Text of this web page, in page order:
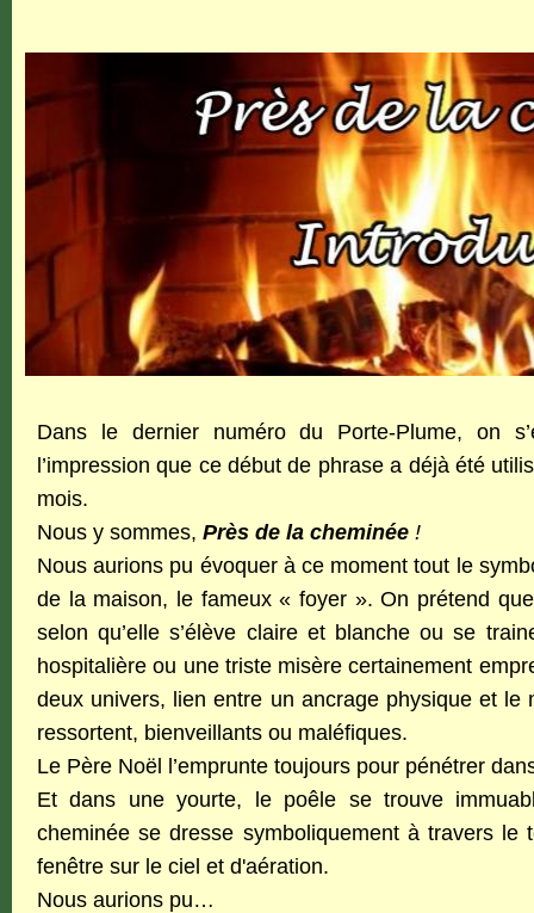
Dans le dernier numéro du Porte-Plume, on
l’impression que ce début de phrase a déjà été
mois.
Nous y sommes, Près de la cheminée !
Nous aurions pu évoquer à ce moment tout le
de la maison, le fameux « foyer ». On prétend
selon qu’elle s’élève claire et blanche ou se
hospitalière ou une triste misère certainement
deux univers, lien entre un ancrage physique et
ressortent, bienveillants ou maléfiques.
Le Père Noël l’emprunte toujours pour pénétrer
Et dans une yourte, le poêle se trouve
cheminée se dresse symboliquement à travers
fenêtre sur le ciel et d'aération.
Nous aurions pu…